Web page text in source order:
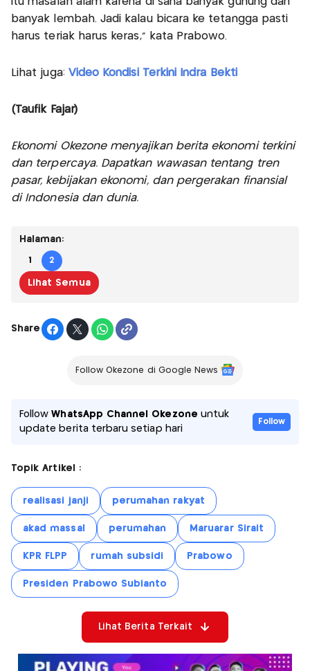
banyak lembah. Jadi kalau bicara ke tetangga pasti
harus teriak harus keras," kata Prabowo.
Lihat juga: Video Kondisi Terkini Indra Bekti
(Taufik Fajar)
Ekonomi Okezone menyajikan berita ekonomi terkini
dan terpercaya. Dapatkan wawasan tentang tren
pasar, kebijakan ekonomi, dan pergerakan finansial
di Indonesia dan dunia.
Halaman:
1 2
Lihat Semua
Share
Follow Okezone di Google News
FollowWhatsApp Channel Okezone untuk
update berita terbaru setiap hari
Follow
Topik Artikel :
realisasi janji perumahan rakyat
akad massal perumahan Maruarar Sirait
KPR FLPP rumah subsidi Prabowo
Presiden Prabowo Subianto
Lihat Berita Terkait